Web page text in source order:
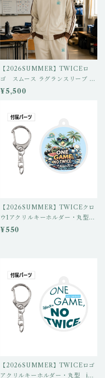
【2026SUMMER】TWICEロ
ゴ スムース ラグランスリーブ ト
ラック ジャケット(サンドベージ
¥5,500
【2026SUMMER】TWICEクロ
ウ1アクリルキーホルダー・丸型 i
go-ak-04
¥550
【2026SUMMER】TWICEロゴ
アクリルキーホルダー・丸型 igo